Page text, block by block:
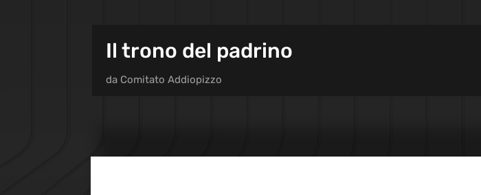
Il trono del padrino
da Comitato Addiopizzo